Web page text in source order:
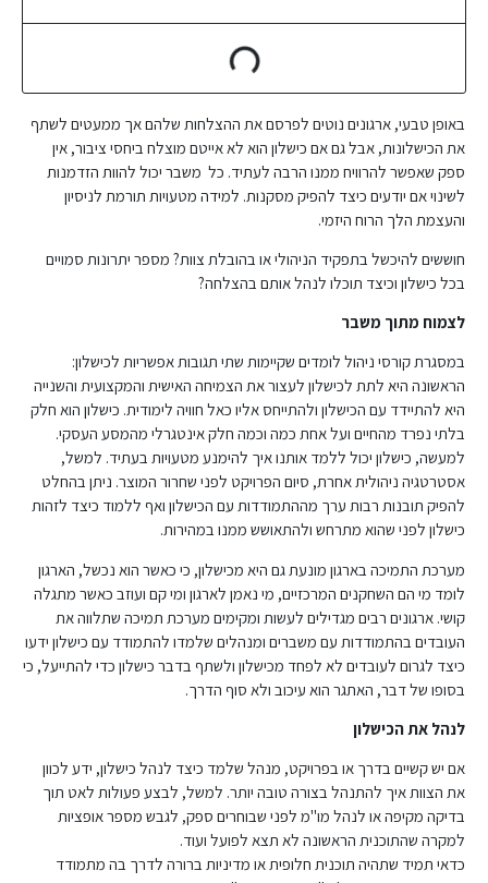
באופן טבעי, ארגונים נוטים לפרסם את ההצלחות שלהם אך ממעטים לשתף
את הכישלונות, אבל גם אם כישלון הוא לא אייטם מוצלח ביחסי ציבור, אין
ספק שאפשר להרוויח ממנו הרבה לעתיד. כל משבר יכול להוות הזדמנות
לשינוי אם יודעים כיצד להפיק מסקנות. למידה מטעויות תורמת לניסיון
והעצמת הלך הרוח היזמי.
חוששים להיכשל בתפקיד הניהולי או בהובלת צוות? מספר יתרונות סמויים
בכל כישלון וכיצד תוכלו לנהל אותם בהצלחה?
לצמוח מתוך משבר
במסגרת קורסי ניהול לומדים שקיימות שתי תגובות אפשריות לכישלון:
הראשונה היא לתת לכישלון לעצור את הצמיחה האישית והמקצועית והשנייה
היא להתיידד עם הכישלון ולהתייחס אליו כאל חוויה לימודית. כישלון הוא חלק
בלתי נפרד מהחיים ועל אחת כמה וכמה חלק אינטגרלי מהמסע העסקי.
למעשה, כישלון יכול ללמד אותנו איך להימנע מטעויות בעתיד. למשל,
אסטרטגיה ניהולית אחרת, סיום הפרויקט לפני שחרור המוצר. ניתן בהחלט
להפיק תובנות רבות ערך מההתמודדות עם הכישלון ואף ללמוד כיצד לזהות
כישלון לפני שהוא מתרחש ולהתאושש ממנו במהירות.
מערכת התמיכה בארגון מונעת גם היא מכישלון, כי כאשר הוא נכשל, הארגון
לומד מי הם השחקנים המרכזיים, מי נאמן לארגון ומי קם ועוזב כאשר מתגלה
קושי. ארגונים רבים מגדילים לעשות ומקימים מערכת תמיכה שתלווה את
העובדים בהתמודדות עם משברים ומנהלים שלמדו להתמודד עם כישלון ידעו
כיצד לגרום לעובדים לא לפחד מכישלון ולשתף בדבר כישלון כדי להתייעל, כי
בסופו של דבר, האתגר הוא עיכוב ולא סוף הדרך.
לנהל את הכישלון
אם יש קשיים בדרך או בפרויקט, מנהל שלמד כיצד לנהל כישלון, ידע לכוון
את הצוות איך להתנהל בצורה טובה יותר. למשל, לבצע פעולות לאט תוך
בדיקה מקיפה או לנהל מו"מ לפני שבוחרים ספק, לגבש מספר אופציות
למקרה שהתוכנית הראשונה לא תצא לפועל ועוד.
כדאי תמיד שתהיה תוכנית חלופית או מדיניות ברורה לדרך בה מתמודד